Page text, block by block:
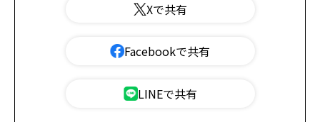
Xで共有
Facebookで共有
LINEで共有